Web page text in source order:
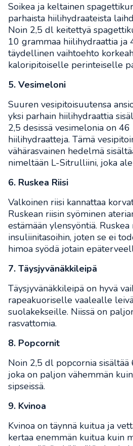
Soikea ja keltainen
parhaista hiilihydraateista
Noin 2,5 dl keitettyä
10 grammaa hiilihydraattia ja
täydellinen vaihtoehto
kaloripitoiselle perinteiselle
5. Vesimeloni
Suuren vesipitoisuutensa
yksi parhain hiilihydraattia
2,5 desissä vesimelonia on
hiilihydraatteja. Tämä
vähärasvainen hedelmä
nimeltään L-Sitrulliini, joka
6. Ruskea Riisi
Valkoinen riisi kannattaa
Ruskean riisin syöminen
estämään ylensyöntiä.
insuliinitasoihin, joten se ei
himoa syödä jotain
7. Täysjyvänäkkileipä
Täysjyvänäkkileipä on hyvä
rapeakuoriselle vaalealle
suolakekseille. Niissä on
rasvattomia.
8. Popcornit
Noin 2,5 dl popcornia
joka on paljon vähemmän
sipseissä.
9. Kvinoa
Kvinoa on täynnä kuitua ja
kertaa enemmän kuitua kuin